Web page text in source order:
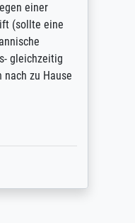
einer
(sollte eine
gleichzeitig
nach zu Hause